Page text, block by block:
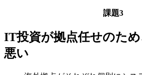
課題3
IT投資が拠点任せのた
悪い